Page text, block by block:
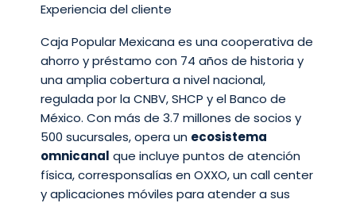
Experiencia del cliente
Caja Popular Mexicana es una cooperativa de
ahorro y préstamo con 74 años de historia y
una amplia cobertura a nivel nacional,
regulada por la CNBV, SHCP y el Banco de
México. Con más de 3.7 millones de socios y
500 sucursales, opera un ecosistema
omnicanal que incluye puntos de atención
física, corresponsalías en OXXO, un call center
y aplicaciones móviles para atender a sus